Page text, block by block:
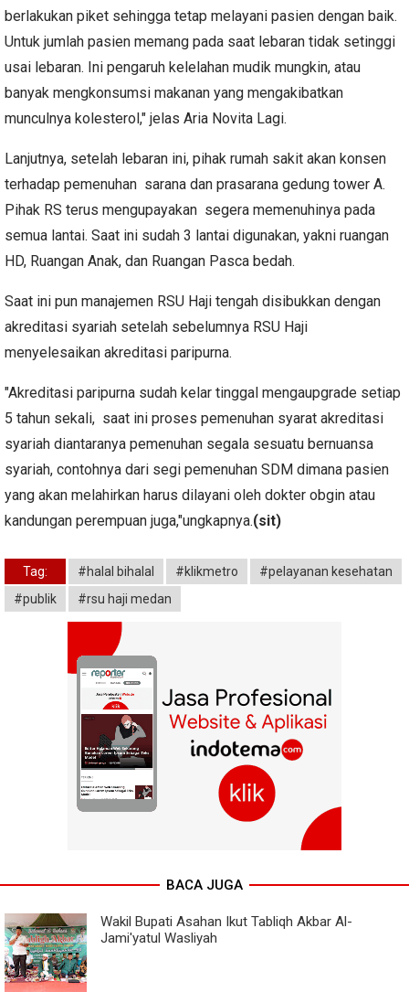
berlakukan piket sehingga tetap melayani pasien dengan baik.
Untuk jumlah pasien memang pada saat lebaran tidak setinggi
usai lebaran. Ini pengaruh kelelahan mudik mungkin, atau
banyak mengkonsumsi makanan yang mengakibatkan
munculnya kolesterol," jelas Aria Novita Lagi.
Lanjutnya, setelah lebaran ini, pihak rumah sakit akan konsen
terhadap pemenuhan sarana dan prasarana gedung tower A.
Pihak RS terus mengupayakan segera memenuhinya pada
semua lantai. Saat ini sudah 3 lantai digunakan, yakni ruangan
HD, Ruangan Anak, dan Ruangan Pasca bedah.
Saat ini pun manajemen RSU Haji tengah disibukkan dengan
akreditasi syariah setelah sebelumnya RSU Haji
menyelesaikan akreditasi paripurna.
"Akreditasi paripurna sudah kelar tinggal mengaupgrade setiap
5 tahun sekali, saat ini proses pemenuhan syarat akreditasi
syariah diantaranya pemenuhan segala sesuatu bernuansa
syariah, contohnya dari segi pemenuhan SDM dimana pasien
yang akan melahirkan harus dilayani oleh dokter obgin atau
kandungan perempuan juga,"ungkapnya.(sit)
Tag: #halal bihalal #klikmetro
#pelayanan kesehatan
#publik
#rsu haji medan
BACA JUGA
Wakil Bupati Asahan Ikut Tabliqh Akbar Al-
Jami'yatul Wasliyah